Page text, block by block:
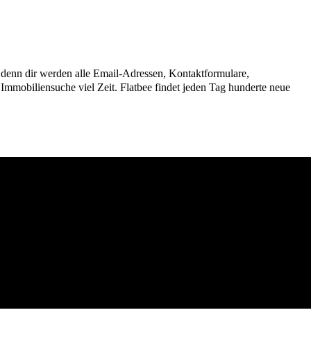
dir werden alle Email-Adressen, Kontaktformulare,
viel Zeit. Flatbee findet jeden Tag hunderte neue